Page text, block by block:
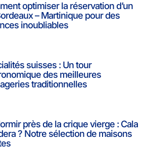
optimiser la réservation d’un
– Martinique pour des
inoubliables
suisses : Un tour
des meilleures
traditionnelles
près de la crique vierge : Cala
? Notre sélection de maisons